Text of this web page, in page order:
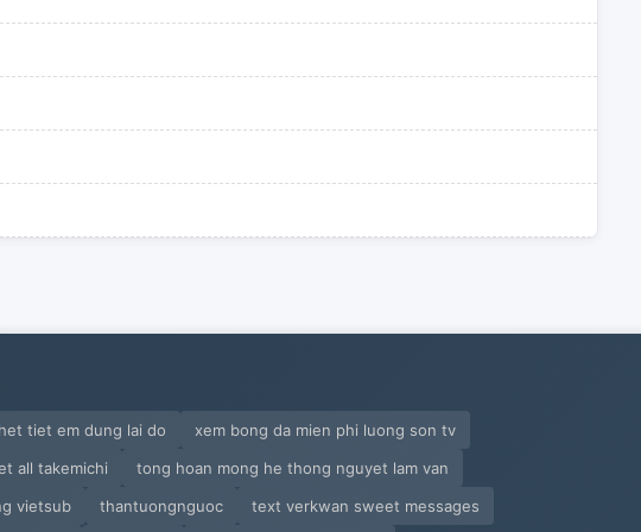
tiet em dung lai do
xem bong da mien phi luong son tv
all takemichi
tong hoan mong he thong nguyet lam van
vietsub thantuongnguoc text verkwan sweet messages